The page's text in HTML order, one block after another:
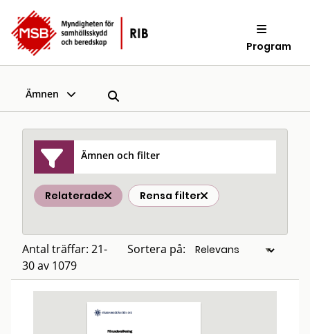
Program
Ämnen
Ämnen och filter
Relaterade Rensa filter
Antal träffar: 21-
30 av 1079
Sortera på: